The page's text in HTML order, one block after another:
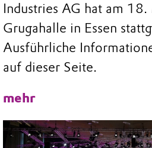
Industries AG hat am
Grugahalle in Essen
Ausführliche
auf dieser Seite.
mehr